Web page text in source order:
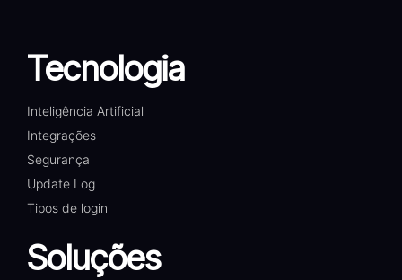
Tecnologia
Inteligência Artificial
Integrações
Segurança
Update Log
Tipos de login
Soluções